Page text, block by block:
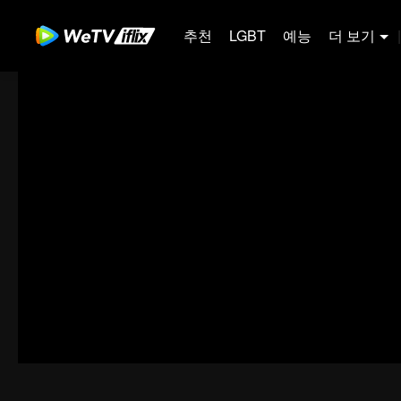
추천 LGBT 예능 더 보기 |